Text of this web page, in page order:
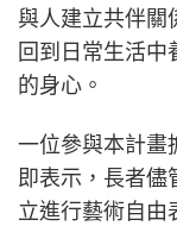
與人建立共伴關
回到日常生活中
的身心。
一位參與本計畫
即表示，長者儘
立進行藝術自由